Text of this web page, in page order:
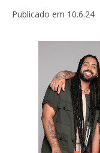
Publicado em 10.6.24